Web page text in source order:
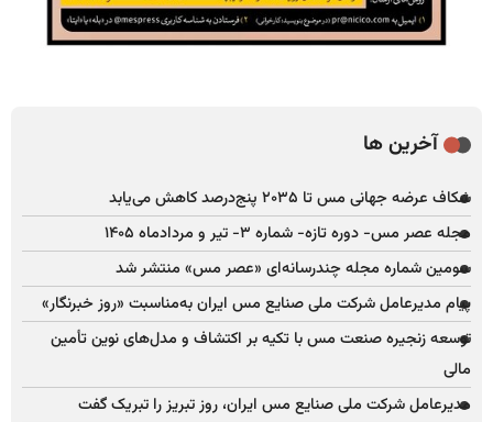
آخرین ها
شکاف عرضه جهانی مس تا ۲۰۳۵ پنج‌درصد کاهش می‌یابد
مجله عصر مس- دوره تازه- شماره ۳- تیر و مردادماه ۱۴۰۵
سومین شماره مجله چندرسانه‌ای «عصر مس» منتشر شد
پیام مدیرعامل شرکت ملی صنایع مس ایران به‌مناسبت «روز خبرنگار»
توسعه زنجیره صنعت مس با تکیه بر اکتشاف و مدل‌های نوین تأمین
مالی
مدیرعامل شرکت ملی صنایع مس ایران، روز تبریز را تبریک گفت